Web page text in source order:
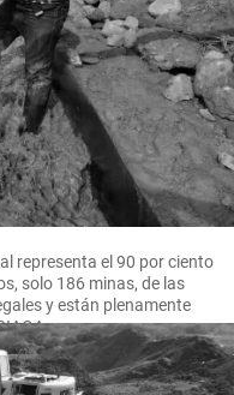
representa el 90 por ciento
solo 186 minas, de las
y están plenamente